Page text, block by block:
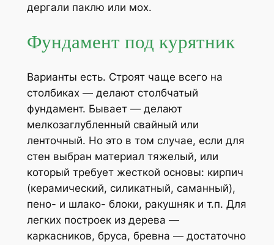
дергали паклю или мох.
Фундамент под курятник
Варианты есть. Строят чаще всего на
столбиках — делают столбчатый
фундамент. Бывает — делают
мелкозаглубленный свайный или
ленточный. Но это в том случае, если для
стен выбран материал тяжелый, или
который требует жесткой основы: кирпич
(керамический, силикатный, саманный),
пено- и шлако- блоки, ракушняк и т.п. Для
легких построек из дерева —
каркасников, бруса, бревна — достаточно